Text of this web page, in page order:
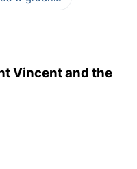
Vincent and the